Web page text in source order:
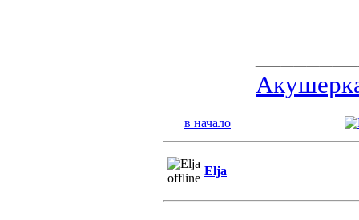
в начало
Elja